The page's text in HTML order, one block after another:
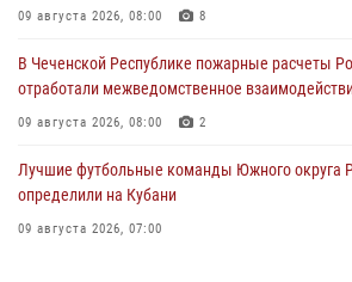
09 августа 2026, 08:00 8
В Чеченской Республике пожарные расчеты
отработали межведомственное
09 августа 2026, 08:00 2
Лучшие футбольные команды Южного округа
определили на Кубани
09 августа 2026, 07:00